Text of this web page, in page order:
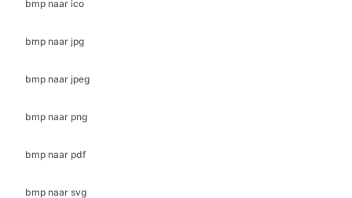
bmp naar jpeg
bmp naar png
bmp naar pdf
bmp naar svg
bmp naar webp